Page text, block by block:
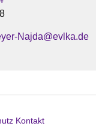
Najda@evlka.de
Kontakt